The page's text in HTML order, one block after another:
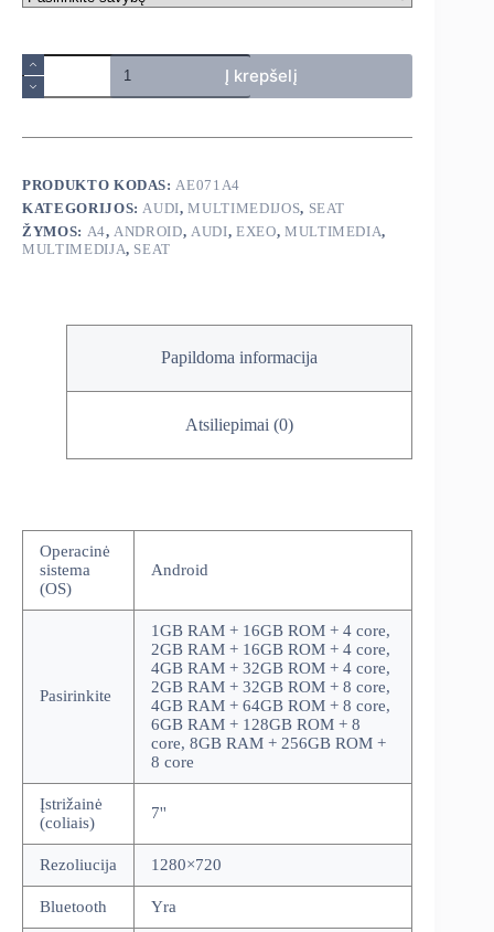
produkto
kiekis:
Audi
B6
Seat
Exeo
2002-
2008
Į krepšelį
PRODUKTO KODAS: AE071A4
KATEGORIJOS: AUDI,MULTIMEDIJOS, SEAT
ŽYMOS: A4, ANDROID, AUDI, EXEO, MULTIMEDIA,
MULTIMEDIJA, SEAT
Papildoma informacija
Atsiliepimai (0)
Operacinė
sistema
(OS)
Android
Pasirinkite
1GB RAM + 16GB ROM + 4 core,
2GB RAM + 16GB ROM + 4 core,
4GB RAM + 32GB ROM + 4 core,
2GB RAM + 32GB ROM + 8 core,
4GB RAM + 64GB ROM + 8 core,
6GB RAM + 128GB ROM + 8
core, 8GB RAM + 256GB ROM +
8 core
Įstrižainė
(coliais)
7''
Rezoliucija 1280×720
Bluetooth Yra